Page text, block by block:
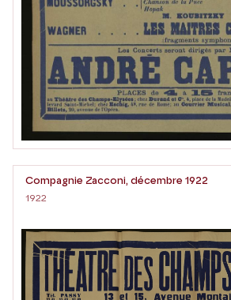
Compagnie Zacconi, décembre 1922
1922